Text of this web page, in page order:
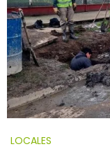
LOCALES